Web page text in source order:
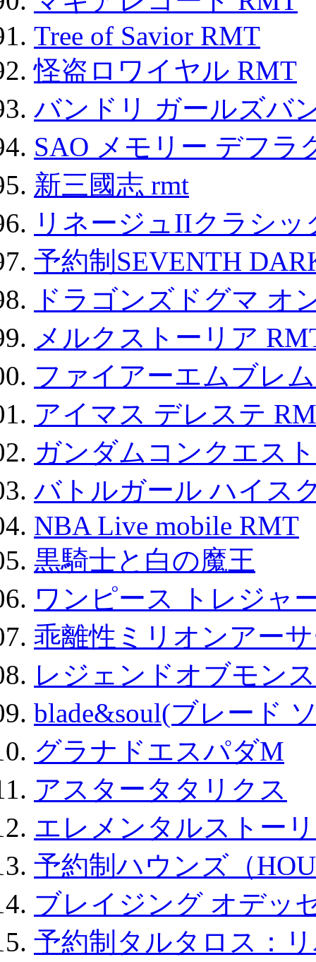
Tree of Savior RMT
怪盗ロワイヤル RMT
バンドリ ガールズバ
SAO メモリー デフラ
新三國志 rmt
リネージュIIクラシ
予約制SEVENTH
ドラゴンズドグマ オ
メルクストーリア
ファイアーエムブレ
アイマス デレステ
ガンダムコンクエスト
バトルガール ハイス
NBA Live mobile RMT
黒騎士と白の魔王
ワンピース トレジャ
乖離性ミリオンアー
レジェンドオブモン
blade&soul(ブレード
グラナドエスパダM
アスタータタリクス
エレメンタルストー
予約制ハウンズ（
ブレイジング オデッ
予約制タルタロス：